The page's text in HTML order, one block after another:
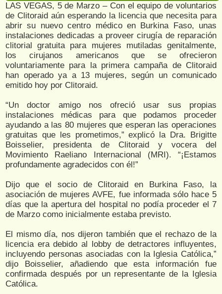
LAS VEGAS, 5 de Marzo – Con el equipo de voluntarios
de Clitoraid aún esperando la licencia que necesita para
abrir su nuevo centro médico en Burkina Faso, unas
instalaciones dedicadas a proveer cirugía de reparación
clitorial gratuita para mujeres mutiladas genitalmente,
los cirujanos americanos que se ofrecieron
voluntariamente para la primera campaña de Clitoraid
han operado ya a 13 mujeres, según un comunicado
emitido hoy por Clitoraid.
“Un doctor amigo nos ofreció usar sus propias
instalaciones médicas para que podamos proceder
ayudando a las 80 mujeres que esperan las operaciones
gratuitas que les prometimos,” explicó la Dra. Brigitte
Boisselier, presidenta de Clitoraid y vocera del
Movimiento Raeliano Internacional (MRI). “¡Estamos
profundamente agradecidos con él!”
Dijo que el socio de Clitoraid en Burkina Faso, la
asociación de mujeres AVFE, fue informada sólo hace 5
días que la apertura del hospital no podía proceder el 7
de Marzo como inicialmente estaba previsto.
El mismo día, nos dijeron también que el rechazo de la
licencia era debido al lobby de detractores influyentes,
incluyendo personas asociadas con la Iglesia Católica,”
dijo Boisselier, añadiendo que esta información fue
confirmada después por un representante de la Iglesia
Católica.